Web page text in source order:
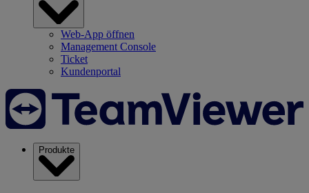
Web-App öffnen
Management Console
Ticket
Kundenportal
Produkte